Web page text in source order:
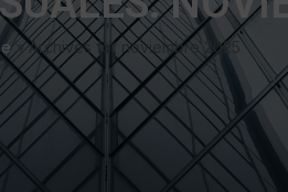
»Archives for noviembre 2025